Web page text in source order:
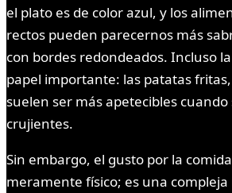
el plato es de color azul, y los
rectos pueden parecernos más
con bordes redondeados. Incluso
papel importante: las patatas
suelen ser más apetecibles cuando
crujientes.
Sin embargo, el gusto por la
meramente físico; es una